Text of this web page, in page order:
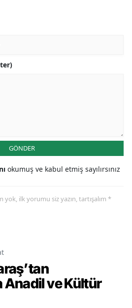
GÖNDER
okumuş ve kabul etmiş sayılırsınız
ilk yorumu siz yazın, tartışalım *
Anadil ve Kültür